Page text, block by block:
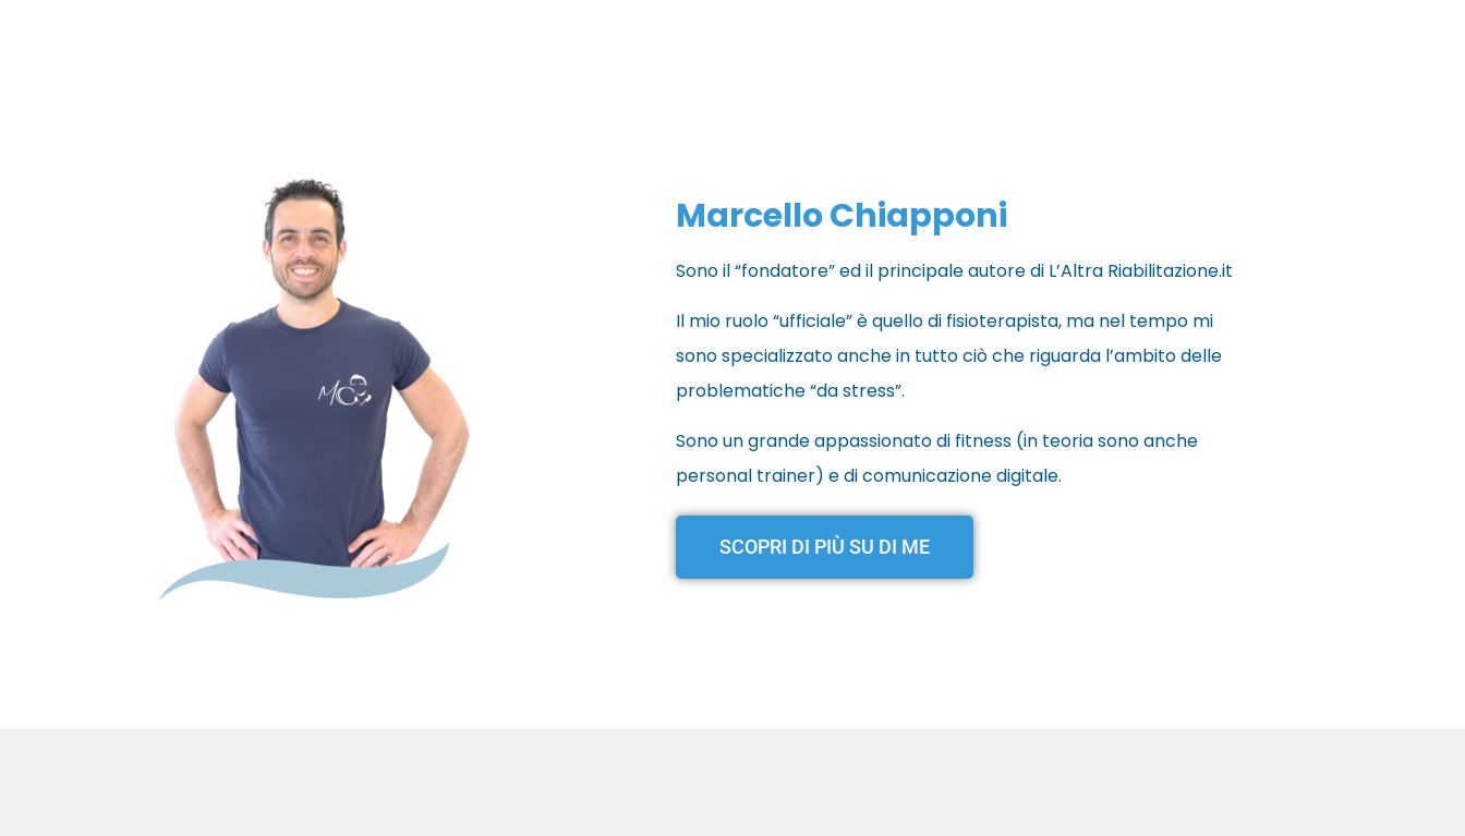
Marcello Chiapponi
Sono il “fondatore” ed il principale autore di L’Altra Riabilitazione.it
Il mio ruolo “ufficiale” è quello di fisioterapista, ma nel tempo mi
sono specializzato anche in tutto ciò che riguarda l’ambito delle
problematiche “da stress”.
Sono un grande appassionato di fitness (in teoria sono anche
personal trainer) e di comunicazione digitale.
SCOPRI DI PIÙ SU DI ME